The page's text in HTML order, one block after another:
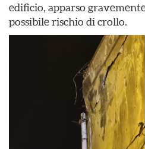
edificio, apparso
possibile rischio di crollo.